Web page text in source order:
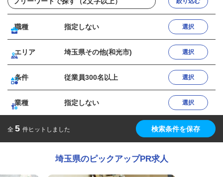
職種 指定しない 選択
エリア 埼玉県その他(和光市) 選択
条件 従業員300名以上 選択
業種 指定しない 選択
全 5 件ヒットしました 検索条件を保存
埼玉県のピックアップPR求人